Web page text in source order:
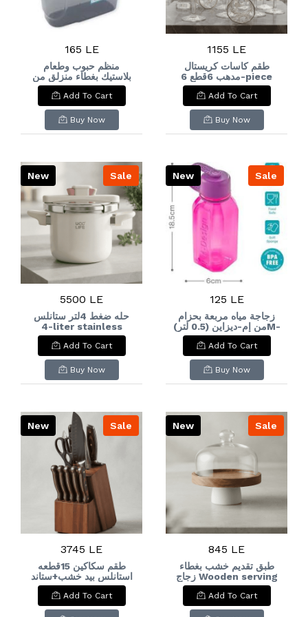
165 LE
منظم حبوب وطعام
بلاستيك بغطاء منزلق من
فولي لايف (1.8 لتر): Foly
Life Plastic Food &
Cereal Container
with Sliding Lid (1.8L)
Add To Cart
Buy Now
1155 LE
طقم كاسات كريستال
مدهب 6قطع 6-piece
gilded crystal glass
set
Add To Cart
Buy Now
Sale
New
5500 LE
حله ضغط 4لتر ستانلس
4-liter stainless
steel pressure
cooker
Add To Cart
Buy Now
Sale
New
125 LE
زجاجة مياه مربعة بحزام
من إم-ديزاين (0.5 لتر)M-
Design Square Water
Bottle with Strap
(0.5L
Add To Cart
Buy Now
Sale
New
3745 LE
طقم سكاكين 15قطعه
استانلس بيد خشب+ستاند
خشب 15-piece
stainless steel knife
set with wooden
Add To Cart
Sale
New
845 LE
طبق تقديم خشب بغطاء
زجاج Wooden serving
dish with a glass lid
Add To Cart